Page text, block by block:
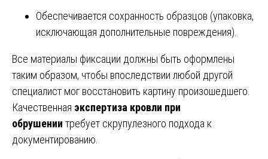
Обеспечивается сохранность образцов (упаковка,
исключающая дополнительные повреждения).
Все материалы фиксации должны быть оформлены
таким образом, чтобы впоследствии любой другой
специалист мог восстановить картину произошедшего.
Качественная экспертиза кровли при
обрушении требует скрупулезного подхода к
документированию.